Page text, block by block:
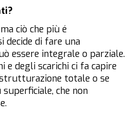
ciò che più é
decide di fare una
essere integrale o parziale.
e degli scarichi ci fa capire
totale o se
che non